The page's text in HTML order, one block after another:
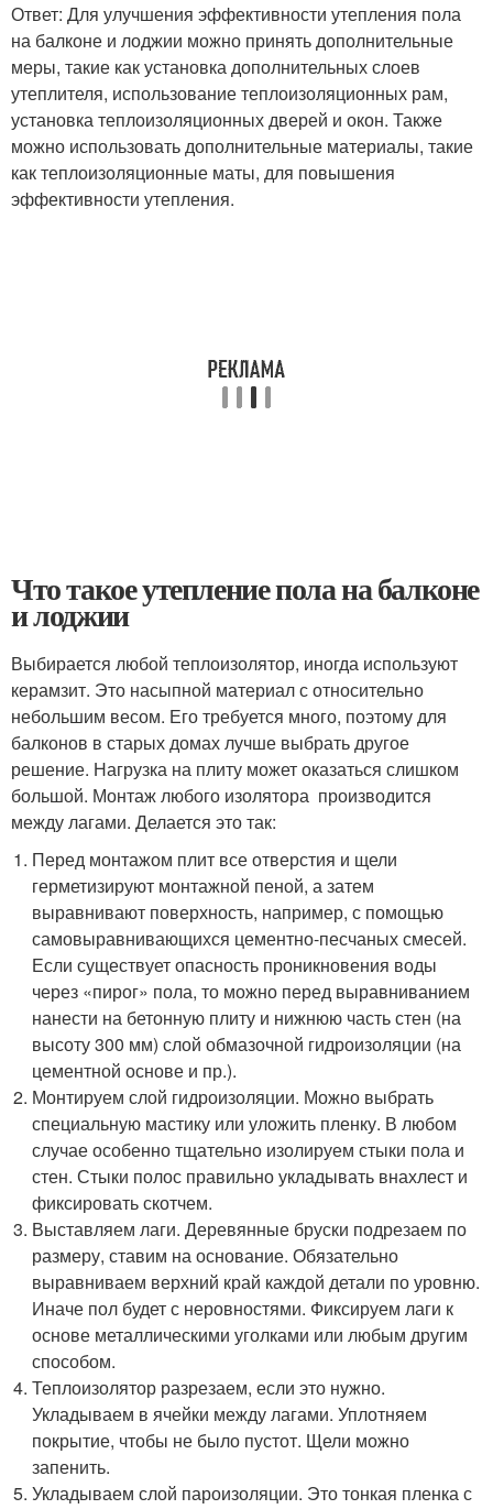
Ответ: Для улучшения эффективности утепления пола
на балконе и лоджии можно принять дополнительные
меры, такие как установка дополнительных слоев
утеплителя, использование теплоизоляционных рам,
установка теплоизоляционных дверей и окон. Также
можно использовать дополнительные материалы, такие
как теплоизоляционные маты, для повышения
эффективности утепления.
Что такое утепление пола на балконе
и лоджии
Выбирается любой теплоизолятор, иногда используют
керамзит. Это насыпной материал с относительно
небольшим весом. Его требуется много, поэтому для
балконов в старых домах лучше выбрать другое
решение. Нагрузка на плиту может оказаться слишком
большой. Монтаж любого изолятора производится
между лагами. Делается это так:
Перед монтажом плит все отверстия и щели
герметизируют монтажной пеной, а затем
выравнивают поверхность, например, с помощью
самовыравнивающихся цементно-песчаных смесей.
Если существует опасность проникновения воды
через «пирог» пола, то можно перед выравниванием
нанести на бетонную плиту и нижнюю часть стен (на
высоту 300 мм) слой обмазочной гидроизоляции (на
цементной основе и пр.).
Монтируем слой гидроизоляции. Можно выбрать
специальную мастику или уложить пленку. В любом
случае особенно тщательно изолируем стыки пола и
стен. Стыки полос правильно укладывать внахлест и
фиксировать скотчем.
Выставляем лаги. Деревянные бруски подрезаем по
размеру, ставим на основание. Обязательно
выравниваем верхний край каждой детали по уровню.
Иначе пол будет с неровностями. Фиксируем лаги к
основе металлическими уголками или любым другим
способом.
Теплоизолятор разрезаем, если это нужно.
Укладываем в ячейки между лагами. Уплотняем
покрытие, чтобы не было пустот. Щели можно
запенить.
Укладываем слой пароизоляции. Это тонкая пленка с